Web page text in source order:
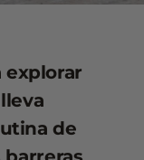
explorar
de